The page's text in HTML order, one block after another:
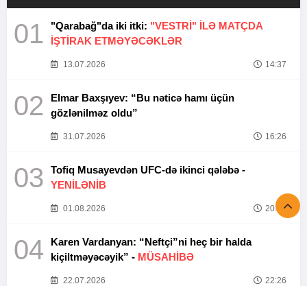
01 "Qarabağ"da iki itki: "VESTRİ" İLƏ MATÇDA
İŞTİRAK ETMƏYƏCƏKLƏR
13.07.2026 14:37
02
Elmar Baxşıyev: “Bu nəticə hamı üçün
gözlənilməz oldu”
31.07.2026 16:26
03
Tofiq Musayevdən UFC-də ikinci qələbə -
YENİLƏNİB
01.08.2026 20:52
04
Karen Vardanyan: “Neftçi”ni heç bir halda
kiçiltməyəcəyik” - MÜSAHİBƏ
22.07.2026 22:26